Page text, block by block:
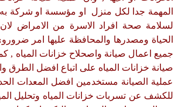
المهمة جدا لكل منزل او مؤسسة او شركة
لسلامة صحة افراد الاسرة من الامراض
الحياة ومصدرها والمحافظة عليها امر
جميع اعمال صيانة واصحلاح خزانات المياه
صيانة خزانات المياه على اتباع افضل الطرق
عملية الصيانة مستخدمين افضل المعدات
للكشف عن تسربات خزانات المياه وتحليل